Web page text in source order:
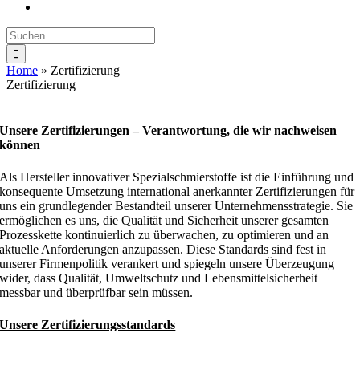
Suche
nach:
Home » Zertifizierung
Zertifizierung
Unsere Zertifizierungen – Verantwortung, die wir nachweisen
können
Als Hersteller innovativer Spezialschmierstoffe ist die Einführung und
konsequente Umsetzung international anerkannter Zertifizierungen für
uns ein grundlegender Bestandteil unserer Unternehmensstrategie. Sie
ermöglichen es uns, die Qualität und Sicherheit unserer gesamten
Prozesskette kontinuierlich zu überwachen, zu optimieren und an
aktuelle Anforderungen anzupassen. Diese Standards sind fest in
unserer Firmenpolitik verankert und spiegeln unsere Überzeugung
wider, dass Qualität, Umweltschutz und Lebensmittelsicherheit
messbar und überprüfbar sein müssen.
Unsere Zertifizierungsstandards